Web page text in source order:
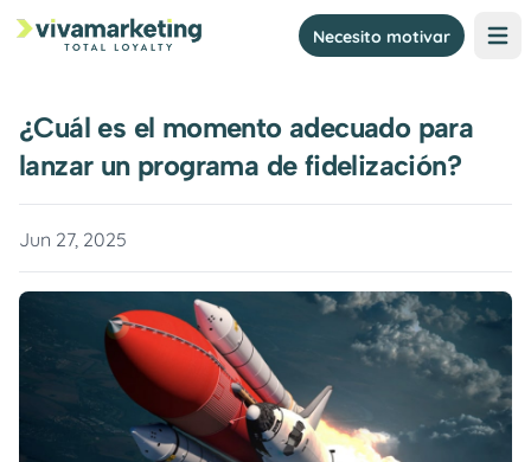
Necesito motivar
¿Cuál es el momento adecuado para
lanzar un programa de fidelización?
Jun 27, 2025